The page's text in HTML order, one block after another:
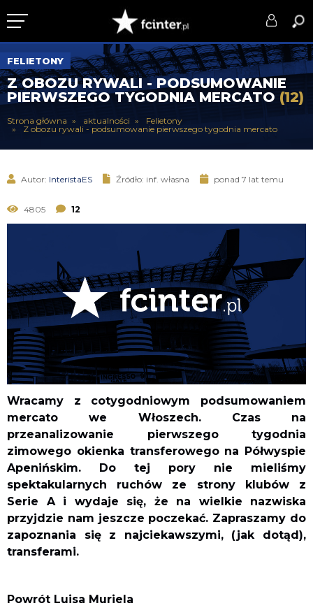
KLUB
DRUŻYNA
SERIE A
PUCHARY
DLA TIFOSICH
SERWIS
FELIETONY
Z OBOZU RYWALI - PODSUMOWANIE
PIERWSZEGO TYGODNIA MERCATO (12)
Strona główna aktualności
Felietony
Z obozu rywali - podsumowanie pierwszego tygodnia mercato
Autor: InteristaES Źródło: inf. własna ponad 7 lat temu
4805 12
Wracamy z cotygodniowym podsumowaniem
mercato we Włoszech. Czas na
przeanalizowanie pierwszego tygodnia
zimowego okienka transferowego na Półwyspie
Apenińskim. Do tej pory nie mieliśmy
spektakularnych ruchów ze strony klubów z
Serie A i wydaje się, że na wielkie nazwiska
przyjdzie nam jeszcze poczekać. Zapraszamy do
zapoznania się z najciekawszymi, (jak dotąd),
transferami.
Powrót Luisa Muriela